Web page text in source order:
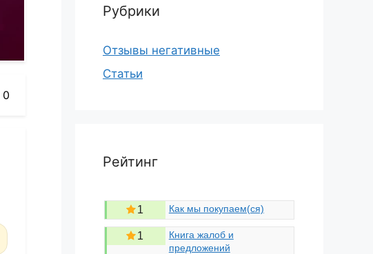
0
Рубрики
Отзывы негативные
Статьи
Рейтинг
1 Как мы покупаем(ся)
1
Книга жалоб и
предложений